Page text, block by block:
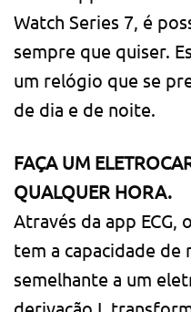
Watch Series 7, é
sempre que quiser.
um relógio que se
de dia e de noite.
FAÇA UM
QUALQUER HORA.
Através da app ECG,
tem a capacidade de
semelhante a um